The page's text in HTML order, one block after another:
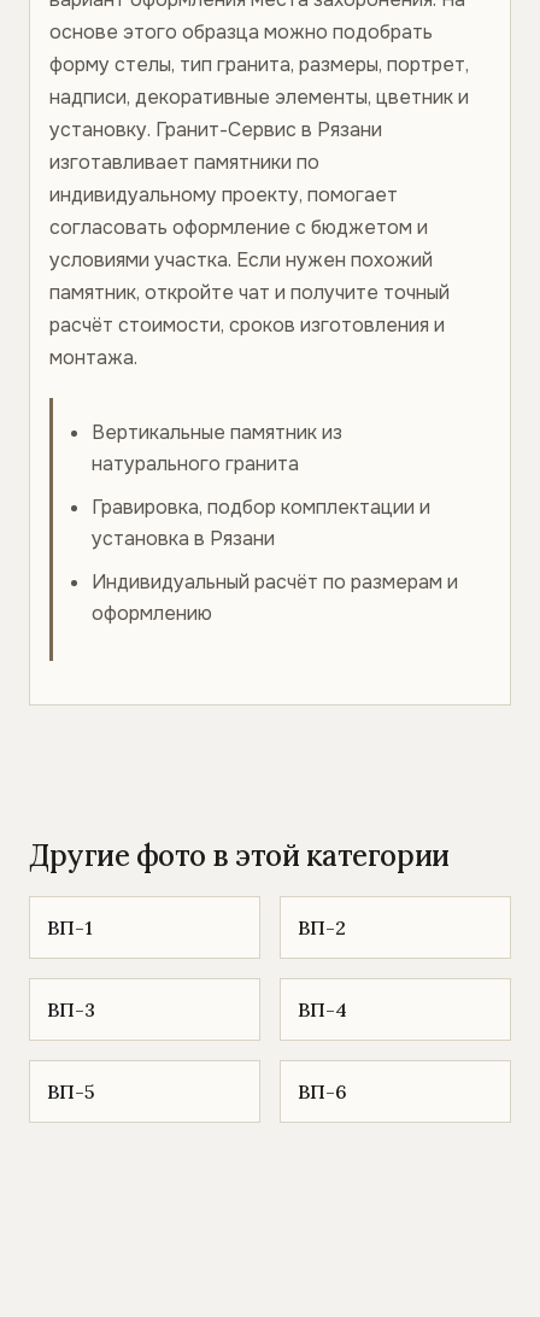
основе этого образца можно подобрать
форму стелы, тип гранита, размеры, портрет,
надписи, декоративные элементы, цветник и
установку. Гранит-Сервис в Рязани
изготавливает памятники по
индивидуальному проекту, помогает
согласовать оформление с бюджетом и
условиями участка. Если нужен похожий
памятник, откройте чат и получите точный
расчёт стоимости, сроков изготовления и
монтажа.
Вертикальные памятник из
натурального гранита
Гравировка, подбор комплектации и
установка в Рязани
Индивидуальный расчёт по размерам и
оформлению
Другие фото в этой категории
ВП-1 ВП-2
ВП-3 ВП-4
ВП-5 ВП-6